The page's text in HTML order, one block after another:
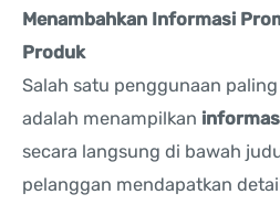
Menambahkan Informasi
Produk
Salah satu penggunaan
adalah menampilkan
secara langsung di bawah
pelanggan mendapatkan